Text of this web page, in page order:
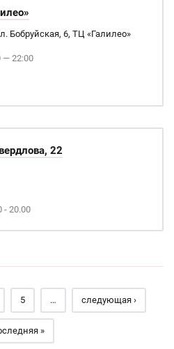
Бобруйская, 6, ТЦ «Галилео»
— 22:00
22
- 20.00
5 … следующая ›
»